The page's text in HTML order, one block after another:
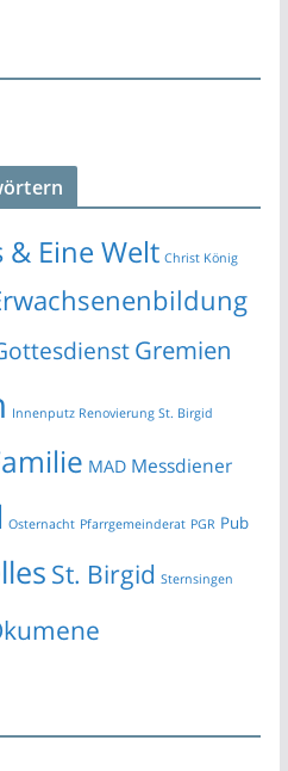
& Eine Welt Christ König
Gremien
Innenputz Renovierung St. Birgid
MAD Messdiener
Osternacht Pfarrgemeinderat PGR Pub
St. Birgid Sternsingen